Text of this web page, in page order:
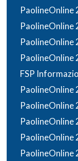
PaolineOnline
PaolineOnline
PaolineOnline
PaolineOnline
FSP
PaolineOnline
PaolineOnline
PaolineOnline
PaolineOnline
PaolineOnline